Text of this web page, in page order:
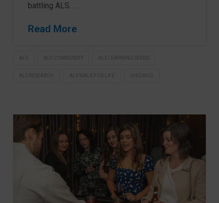
battling ALS. …
Read More
ALS ALS COMMUNITY ALS LEARNING SERIES
ALS RESEARCH ALS WALK FOR LIFE CHICAGO